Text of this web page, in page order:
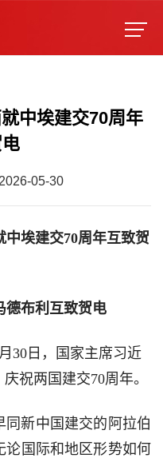
中埃建交70周年
2026-05-30
埃建交70周年互致贺
德布利互致贺电
30日，国家主席习近
祝两国建交70周年。
同新中国建交的阿拉伯
论国际和地区形势如何